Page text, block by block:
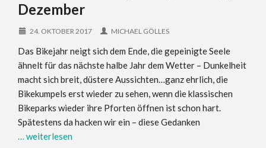
Dezember
24. OKTOBER 2017 MICHAEL GÖLLES
Das Bikejahr neigt sich dem Ende, die gepeinigte Seele
ähnelt für das nächste halbe Jahr dem Wetter – Dunkelheit
macht sich breit, düstere Aussichten…ganz ehrlich, die
Bikekumpels erst wieder zu sehen, wenn die klassischen
Bikeparks wieder ihre Pforten öffnen ist schon hart.
Spätestens da hacken wir ein – diese Gedanken
… weiterlesen